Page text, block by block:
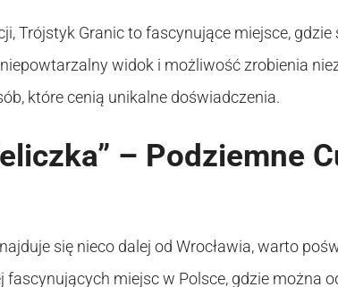
Trójstyk Granic to fascynujące miejsce,
widok i możliwość zrobienia
które cenią unikalne doświadczenia.
– Podziemne
się nieco dalej od Wrocławia, warto
fascynujących miejsc w Polsce, gdzie można